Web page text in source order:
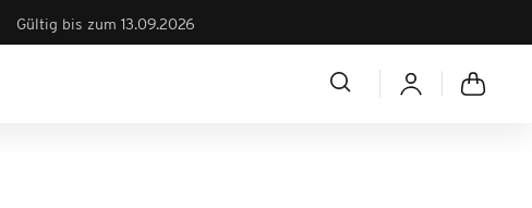
Gültig bis zum 13.09.2026